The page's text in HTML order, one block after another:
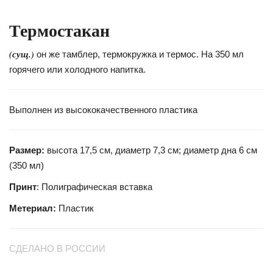
Термостакан
(сущ.) он же тамблер, термокружка и термос. На 350 мл
горячего или холодного напитка.
Выполнен из высококачественного пластика
Размер: высота 17,5 см, диаметр 7,3 см; диаметр дна 6 см
(350 мл)
Принт: Полиграфическая вставка
Метериал: Пластик
СДЕЛАНО В РОССИИ